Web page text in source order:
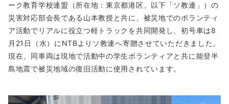
ーク教育学校連盟（所在地：東京都港区、以下「ソ教連」）の
災害対応部会長である山本教授と共に、被災地でのボランティ
ア活動でリアルに役立つ軽トラックを共同開発し、初号車は8
月21日（水）にNTBよりソ教連へ寄贈させていただきました。
現在、同車両は現地で活動中の学生ボランティアと共に能登半
島地震で被災地域の復旧活動に使用されています。